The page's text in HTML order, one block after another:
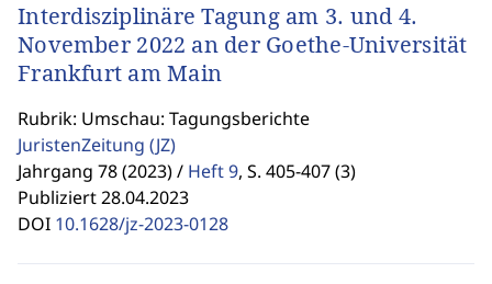
Interdisziplinäre Tagung am 3. und 4.
November 2022 an der Goethe-Universität
Frankfurt am Main
Rubrik: Umschau: Tagungsberichte
JuristenZeitung (JZ)
Jahrgang 78 (2023) / Heft 9, S. 405-407 (3)
Publiziert 28.04.2023
DOI 10.1628/jz-2023-0128